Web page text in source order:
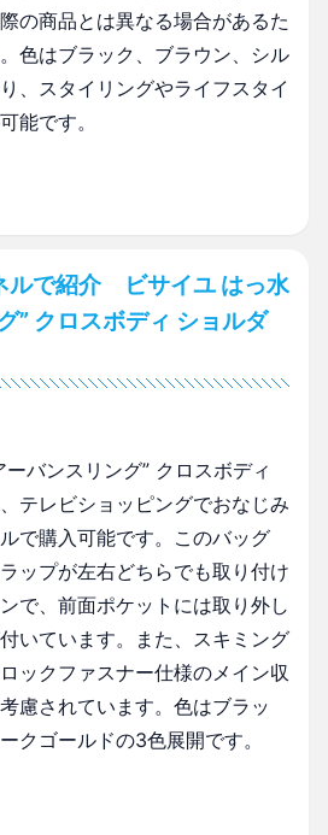
の商品とは異なる場合があるた
色はブラック、ブラウン、シル
、スタイリングやライフスタイ
能です。
ルで紹介 ビサイユ はっ水
” クロスボディ ショルダ
ーバンスリング” クロスボディ
テレビショッピングでおなじみ
で購入可能です。このバッグ
ップが左右どちらでも取り付け
で、前面ポケットには取り外し
いています。また、スキミング
ックファスナー仕様のメイン収
慮されています。色はブラッ
クゴールドの3色展開です。